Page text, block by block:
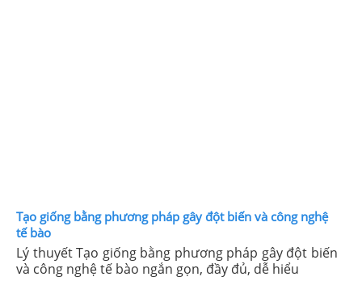
Tạo giống bằng phương pháp gây đột biến và công nghệ
tế bào
Lý thuyết Tạo giống bằng phương pháp gây đột biến
và công nghệ tế bào ngắn gọn, đầy đủ, dễ hiểu